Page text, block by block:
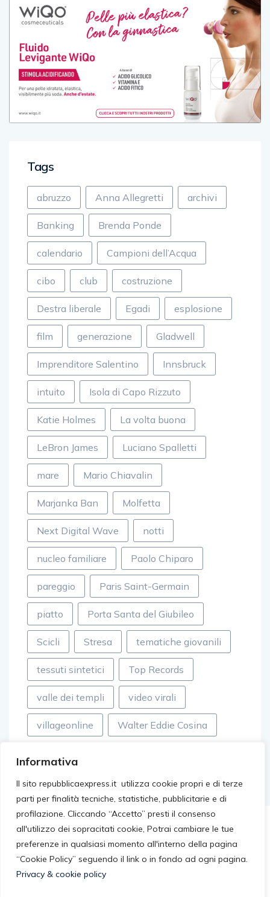
Informativa
Il sito repubblicaexpress.it utilizza cookie propri e di terze
parti per finalità tecniche, statistiche, pubblicitarie e di
profilazione. Cliccando “Accetto” presti il consenso
all'utilizzo dei sopracitati cookie, Potrai cambiare le tue
preferenze in qualsiasi momento all'interno della pagina
“Cookie Policy” seguendo il link o in fondo ad ogni pagina.
Privacy & cookie policy
Tags
abruzzo Anna Allegretti archivi
Banking Brenda Ponde
calendario Campioni dell’Acqua
cibo club costruzione
Destra liberale Egadi esplosione
film generazione Gladwell
Imprenditore Salentino Innsbruck
intuito Isola di Capo Rizzuto
Katie Holmes La volta buona
LeBron James Luciano Spalletti
mare Mario Chiavalin
Marjanka Ban Molfetta
Next Digital Wave notti
nucleo familiare Paolo Chiparo
pareggio Paris Saint-Germain
piatto Porta Santa del Giubileo
Scicli Stresa tematiche giovanili
tessuti sintetici Top Records
valle dei templi video virali
villageonline Walter Eddie Cosina